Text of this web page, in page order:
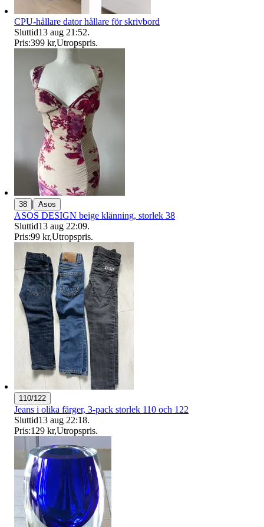
CPU-hållare dator hållare för skrivbord
Sluttid13 aug 21:52.
Pris:399 kr,Utropspris.
38 | Asos
ASOS DESIGN beige klänning, storlek 38
Sluttid13 aug 22:09.
Pris:99 kr,Utropspris.
110/122
Jeans i olika färger, 3-pack storlek 110 och 122
Sluttid13 aug 22:18.
Pris:129 kr,Utropspris.